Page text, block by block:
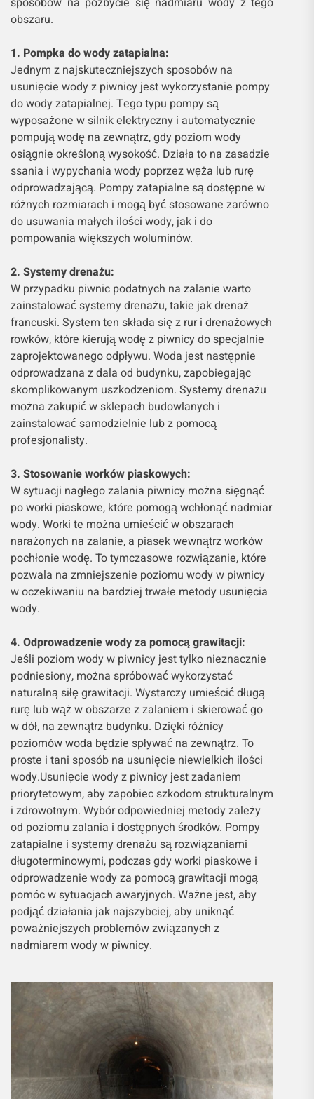
obszaru.
1. Pompka do wody zatapialna:
Jednym z najskuteczniejszych sposobów na
usunięcie wody z piwnicy jest wykorzystanie pompy
do wody zatapialnej. Tego typu pompy są
wyposażone w silnik elektryczny i automatycznie
pompują wodę na zewnątrz, gdy poziom wody
osiągnie określoną wysokość. Działa to na zasadzie
ssania i wypychania wody poprzez węża lub rurę
odprowadzającą. Pompy zatapialne są dostępne w
różnych rozmiarach i mogą być stosowane zarówno
do usuwania małych ilości wody, jak i do
pompowania większych woluminów.
2. Systemy drenażu:
W przypadku piwnic podatnych na zalanie warto
zainstalować systemy drenażu, takie jak drenaż
francuski. System ten składa się z rur i drenażowych
rowków, które kierują wodę z piwnicy do specjalnie
zaprojektowanego odpływu. Woda jest następnie
odprowadzana z dala od budynku, zapobiegając
skomplikowanym uszkodzeniom. Systemy drenażu
można zakupić w sklepach budowlanych i
zainstalować samodzielnie lub z pomocą
profesjonalisty.
3. Stosowanie worków piaskowych:
W sytuacji nagłego zalania piwnicy można sięgnąć
po worki piaskowe, które pomogą wchłonąć nadmiar
wody. Worki te można umieścić w obszarach
narażonych na zalanie, a piasek wewnątrz worków
pochłonie wodę. To tymczasowe rozwiązanie, które
pozwala na zmniejszenie poziomu wody w piwnicy
w oczekiwaniu na bardziej trwałe metody usunięcia
wody.
4. Odprowadzenie wody za pomocą grawitacji:
Jeśli poziom wody w piwnicy jest tylko nieznacznie
podniesiony, można spróbować wykorzystać
naturalną siłę grawitacji. Wystarczy umieścić długą
rurę lub wąż w obszarze z zalaniem i skierować go
w dół, na zewnątrz budynku. Dzięki różnicy
poziomów woda będzie spływać na zewnątrz. To
proste i tani sposób na usunięcie niewielkich ilości
wody.Usunięcie wody z piwnicy jest zadaniem
priorytetowym, aby zapobiec szkodom strukturalnym
i zdrowotnym. Wybór odpowiedniej metody zależy
od poziomu zalania i dostępnych środków. Pompy
zatapialne i systemy drenażu są rozwiązaniami
długoterminowymi, podczas gdy worki piaskowe i
odprowadzenie wody za pomocą grawitacji mogą
pomóc w sytuacjach awaryjnych. Ważne jest, aby
podjąć działania jak najszybciej, aby uniknąć
poważniejszych problemów związanych z
nadmiarem wody w piwnicy.